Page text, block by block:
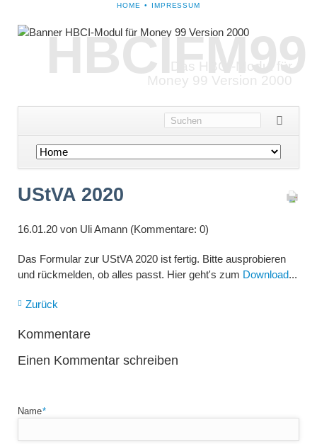
NAVIGATION
HOME IMPRESSUM
HBCIFM99
Das HBCI-Modul für
Money 99 Version 2000
Navigation
überspringen
UStVA 2020
16.01.20von Uli Amann (Kommentare: 0)
Das Formular zur UStVA 2020 ist fertig. Bitte ausprobieren
und rückmelden, ob alles passt. Hier geht's zum Download...
Zurück
Kommentare
Einen Kommentar schreiben
Pflichtfeld
Name*